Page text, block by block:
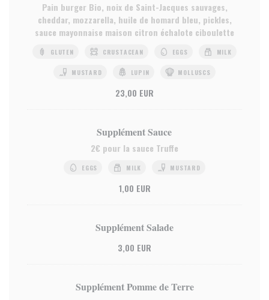
Pain burger Bio, noix de Saint-Jacques sauvages,
cheddar, mozzarella, huile de homard bleu, pickles,
sauce mayonnaise maison citron échalote ciboulette
GLUTEN CRUSTACEAN EGGS MILK
MUSTARD LUPIN MOLLUSCS
23,00 EUR
Supplément Sauce
2€ pour la sauce Truffe
EGGS MILK MUSTARD
1,00 EUR
Supplément Salade
3,00 EUR
Supplément Pomme de Terre